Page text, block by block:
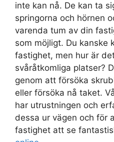
inte kan nå. De kan ta
springorna och hörnen
varenda tum av din
som möjligt. Du kanske
fastighet, men hur är
svåråtkomliga platser?
genom att försöka
eller försöka nå taket.
har utrustningen och
dessa ur vägen och för
fastighet att se